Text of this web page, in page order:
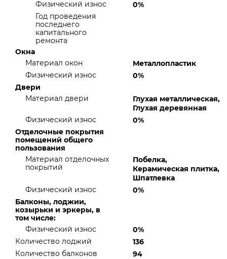
Физический износ
0%
Год проведения
последнего
капитального
ремонта
Окна
Материал окон
Металлопластик
Физический износ
0%
Двери
Материал двери
Глухая металлическая,
Глухая деревянная
Физический износ
0%
Отделочные покрытия
помещений общего
пользования
Материал отделочных
покрытий
Побелка,
Керамическая плитка,
Шпатлевка
Физический износ
0%
Балконы, лоджии,
козырьки и эркеры, в
том числе:
Физический износ
0%
Количество лоджий
136
Количество балконов
94